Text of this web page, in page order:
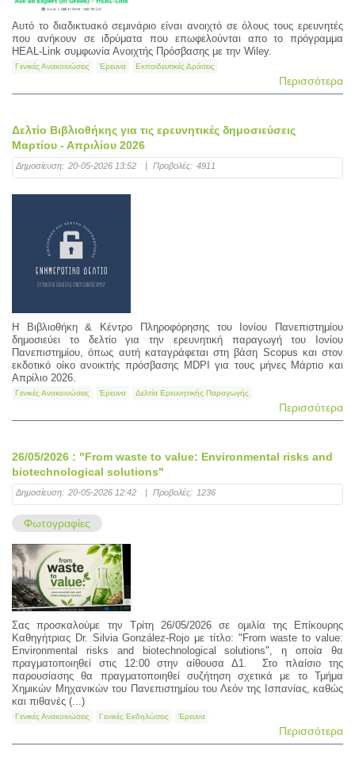
Αυτό το διαδικτυακό σεμινάριο είναι ανοιχτό σε όλους τους ερευνητές
που ανήκουν σε ιδρύματα που επωφελούνται απο το πρόγραμμα
HEAL-Link συμφωνία Ανοιχτής Πρόσβασης με την Wiley.
Γενικές Ανακοινώσεις Έρευνα Εκπαιδευτικές Δράσεις
Περισσότερα
Δελτίο Βιβλιοθήκης για τις ερευνητικές δημοσιεύσεις
Μαρτίου - Απριλίου 2026
Δημοσίευση: 20-05-2026 13:52 | Προβολές: 4911
Η Βιβλιοθήκη & Κέντρο Πληροφόρησης του Ιονίου Πανεπιστημίου
δημοσιεύει το δελτίο για την ερευνητική παραγωγή του Ιονίου
Πανεπιστημίου, όπως αυτή καταγράφεται στη βάση Scopus και στον
εκδοτικό οίκο ανοικτής πρόσβασης MDPI για τους μήνες Μάρτιο και
Απρίλιο 2026.
Γενικές Ανακοινώσεις Έρευνα Δελτία Ερευνητικής Παραγωγής
Περισσότερα
26/05/2026 : "From waste to value: Environmental risks and
biotechnological solutions"
Δημοσίευση: 20-05-2026 12:42 | Προβολές: 1236
Φωτογραφίες
Σας προσκαλούμε την Τρίτη 26/05/2026 σε ομιλία της Επίκουρης
Καθηγήτριας Dr. Silvia González-Rojo με τίτλο: "From waste to value:
Environmental risks and biotechnological solutions", η οποία θα
πραγματοποιηθεί στις 12:00 στην αίθουσα Δ1. Στο πλαίσιο της
παρουσίασης θα πραγματοποιηθεί συζήτηση σχετικά με το Τμήμα
Χημικών Μηχανικών του Πανεπιστημίου του Λεόν της Ισπανίας, καθώς
και πιθανές (...)
Γενικές Ανακοινώσεις Γενικές Εκδηλώσεις Έρευνα
Περισσότερα